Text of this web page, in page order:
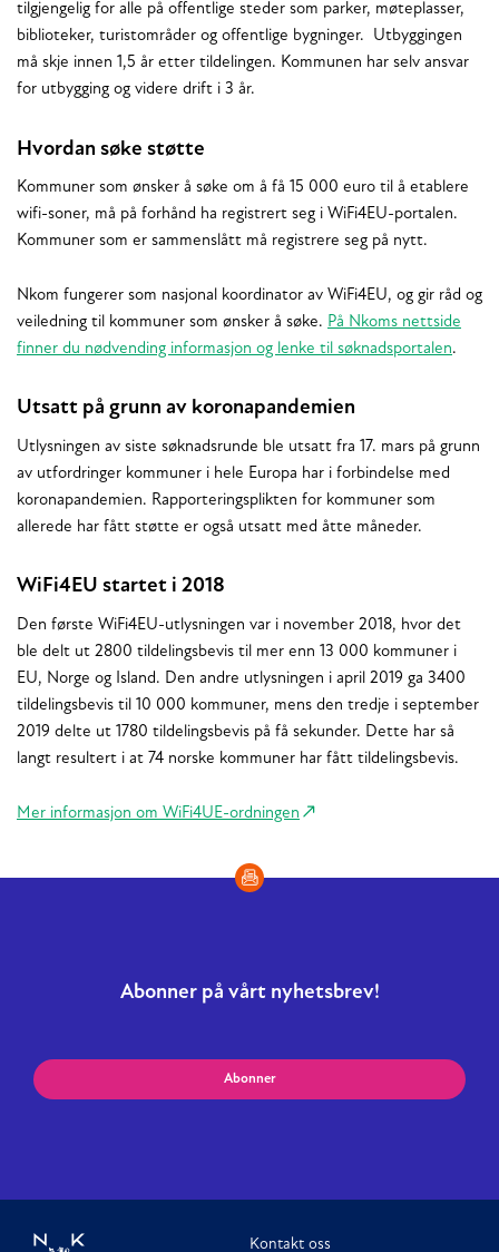
tilgjengelig for alle på offentlige steder som parker, møteplasser,
biblioteker, turistområder og offentlige bygninger. Utbyggingen
må skje innen 1,5 år etter tildelingen. Kommunen har selv ansvar
for utbygging og videre drift i 3 år.
Hvordan søke støtte
Kommuner som ønsker å søke om å få 15 000 euro til å etablere
wifi-soner, må på forhånd ha registrert seg i WiFi4EU-portalen.
Kommuner som er sammenslått må registrere seg på nytt.
Nkom fungerer som nasjonal koordinator av WiFi4EU, og gir råd og
veiledning til kommuner som ønsker å søke. På Nkoms nettside
finner du nødvending informasjon og lenke til søknadsportalen.
Utsatt på grunn av koronapandemien
Utlysningen av siste søknadsrunde ble utsatt fra 17. mars på grunn
av utfordringer kommuner i hele Europa har i forbindelse med
koronapandemien. Rapporteringsplikten for kommuner som
allerede har fått støtte er også utsatt med åtte måneder.
WiFi4EU startet i 2018
Den første WiFi4EU-utlysningen var i november 2018, hvor det
ble delt ut 2800 tildelingsbevis til mer enn 13 000 kommuner i
EU, Norge og Island. Den andre utlysningen i april 2019 ga 3400
tildelingsbevis til 10 000 kommuner, mens den tredje i september
2019 delte ut 1780 tildelingsbevis på få sekunder. Dette har så
langt resultert i at 74 norske kommuner har fått tildelingsbevis.
Mer informasjon om WiFi4UE-ordningen
Abonner på vårt nyhetsbrev!
Abonner
Kontakt oss